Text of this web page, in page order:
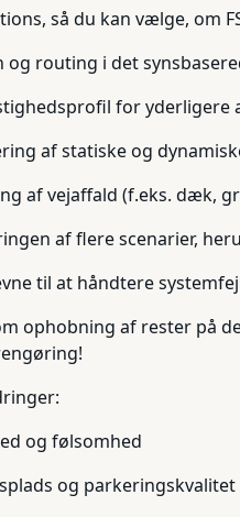
så du kan vælge, om
og routing i det
for yderligere
af statiske og
af vejaffald (f.eks. dæk,
af flere scenarier,
til at håndtere
ophobning af rester på
og følsomhed
og parkeringskvalitet